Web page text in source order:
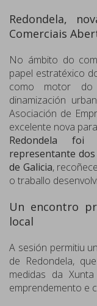
Redondela,
Comerciais
No ámbito do
papel estratéxico
como motor
dinamización
Asociación de
excelente nova
Redondela foi
representante dos
de Galicia,
o traballo
Un encontro
local
A sesión permitiu
de Redondela,
medidas da
emprendemento e